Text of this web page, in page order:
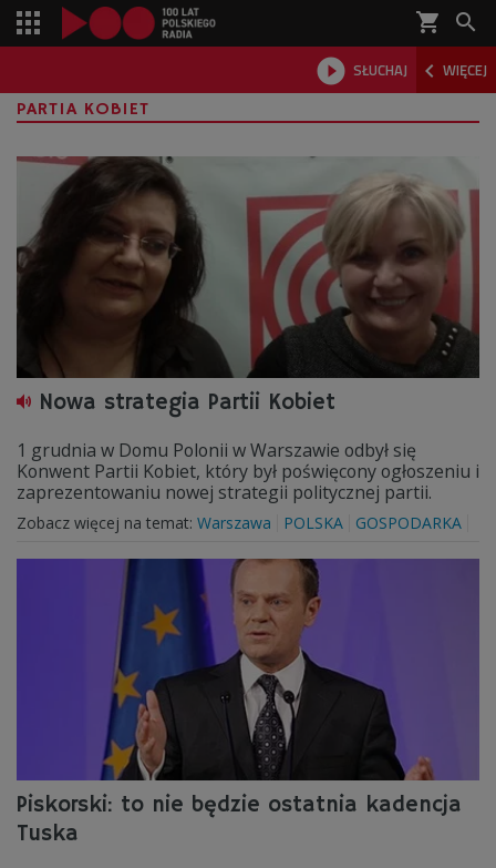
shopping_cart 
 SŁUCHAJ  WIĘCEJ

PARTIA KOBIET
Nowa strategia Partii Kobiet
1 grudnia w Domu Polonii w Warszawie odbył się
Konwent Partii Kobiet, który był poświęcony ogłoszeniu i
zaprezentowaniu nowej strategii politycznej partii.
Zobacz więcej na temat: Warszawa POLSKA GOSPODARKA
Piskorski: to nie będzie ostatnia kadencja
Tuska